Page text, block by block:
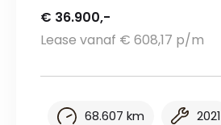
€ 36.900,-
Lease vanaf € 608,17 p/m
68.607 km 2021